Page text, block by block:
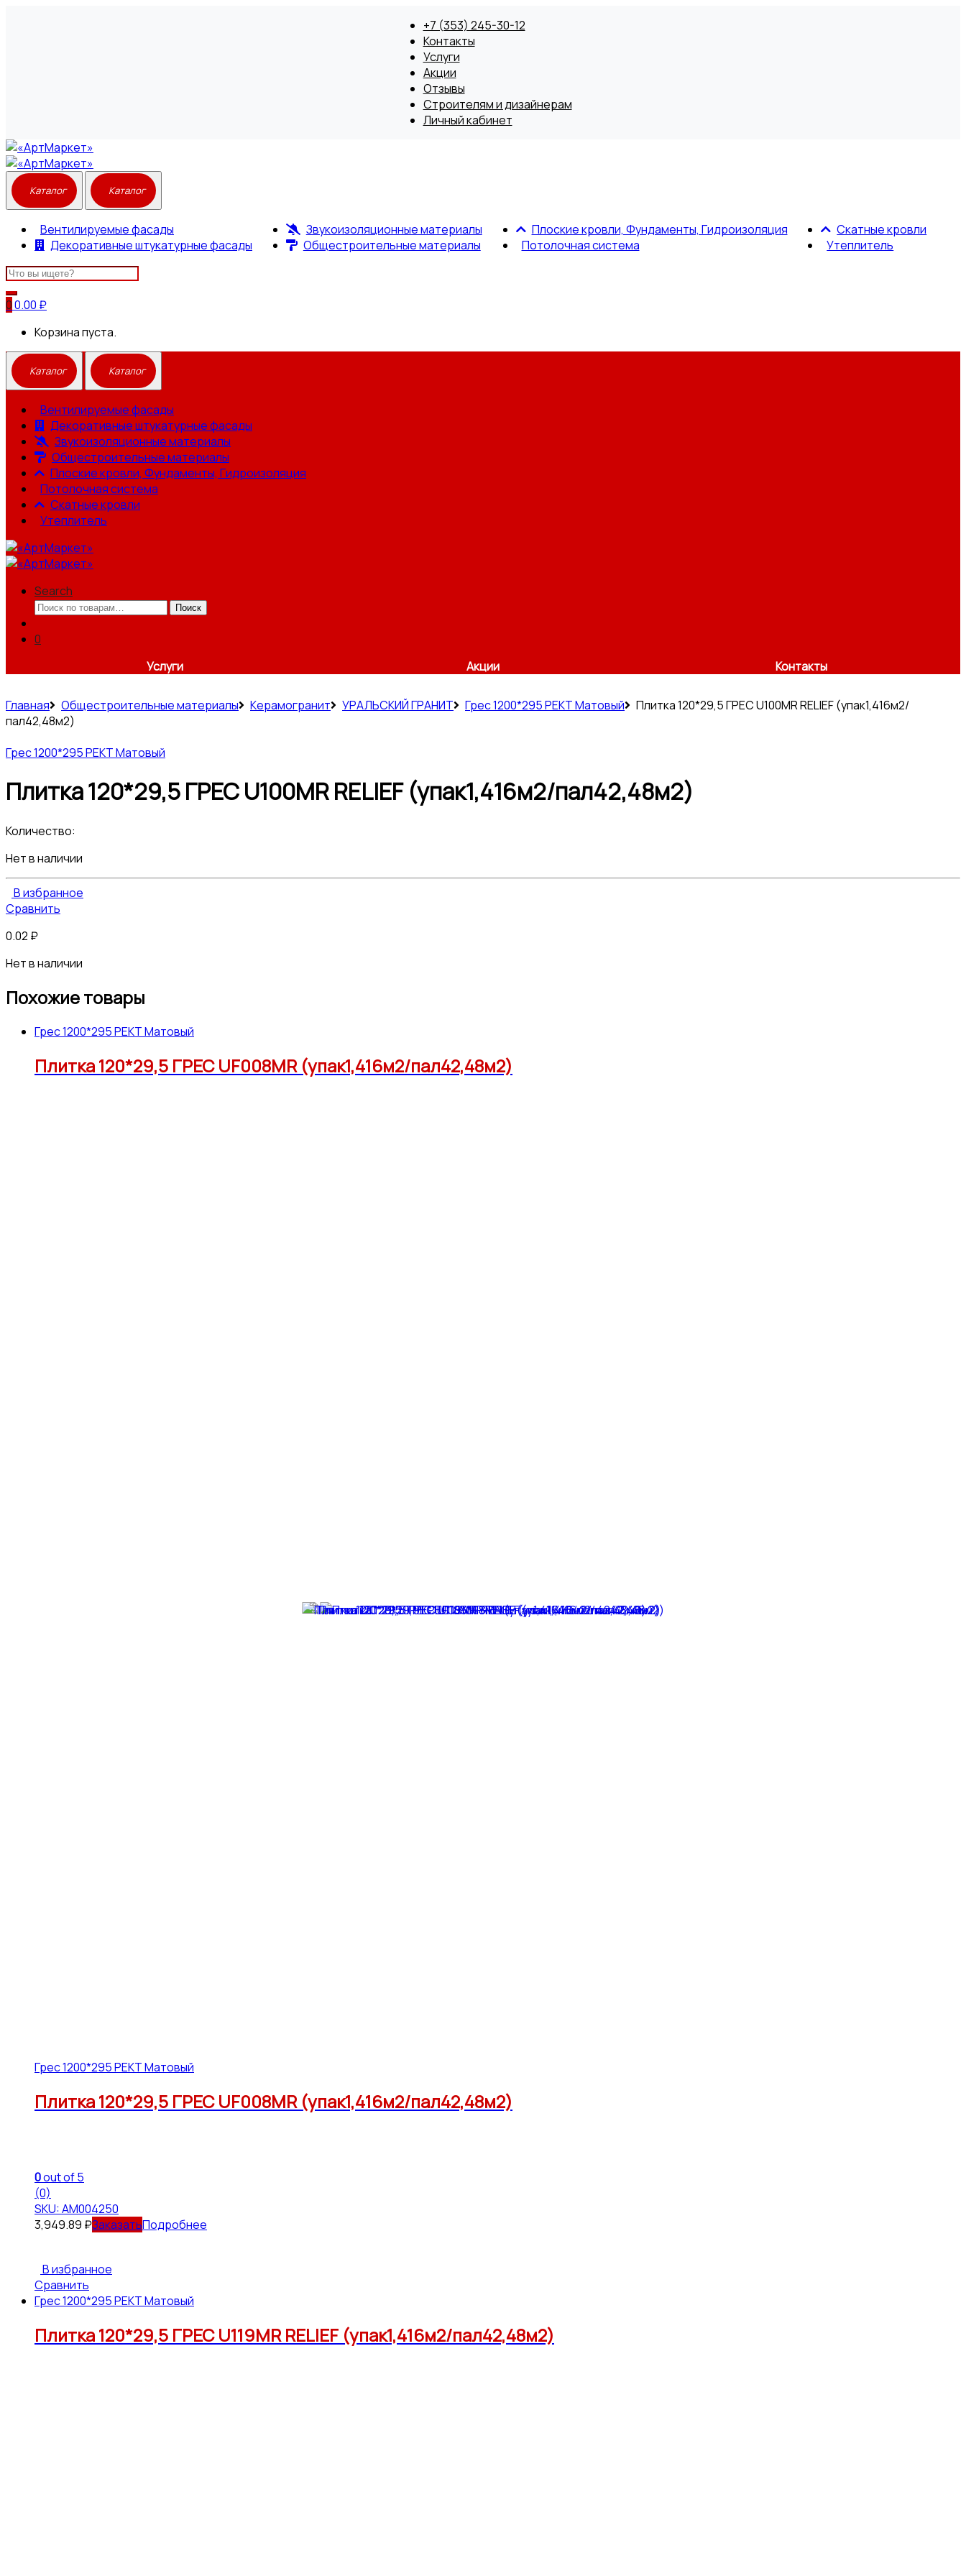
Вентилируемые фасады
Декоративные штукатурные фасады
Звукоизоляционные материалы
Общестроительные материалы
Плоские кровли, Фундаменты, Гидроизоляция
Потолочная система
Скатные кровли
Утеплитель
Search
for:
00.00 ₽
Корзина пуста.
+7 (353) 245-30-12
Контакты
Услуги
Акции
Отзывы
Строителям и дизайнерам
Личный кабинет
Вентилируемые фасады
Декоративные штукатурные фасады
Звукоизоляционные материалы
Общестроительные материалы
Плоские кровли, Фундаменты, Гидроизоляция
Потолочная система
Скатные кровли
Утеплитель
Search
Искать:
Поиск
0
Услуги
Акции Контакты
Главная Общестроительные материалы Керамогранит УРАЛЬСКИЙ ГРАНИТ Грес 1200*295 РЕКТ Матовый
Плитка 120*29,5 ГРЕС U100MR RELIEF (упак1,416м2/
пал42,48м2)
Грес 1200*295 РЕКТ Матовый
Плитка 120*29,5 ГРЕС U100MR RELIEF (упак1,416м2/пал42,48м2)
Количество:
Нет в наличии
В избранное
Сравнить
0.02 ₽
Нет в наличии
Похожие товары
Грес 1200*295 РЕКТ Матовый
Плитка 120*29,5 ГРЕС UF008MR (упак1,416м2/пал42,48м2)
Грес 1200*295 РЕКТ Матовый
Плитка 120*29,5 ГРЕС UF008MR (упак1,416м2/пал42,48м2)
0out of 5
(0)
SKU: АМ004250
3,949.89 ₽ Подробнее
В избранное
Сравнить
Грес 1200*295 РЕКТ Матовый
Плитка 120*29,5 ГРЕС U119MR RELIEF (упак1,416м2/пал42,48м2)